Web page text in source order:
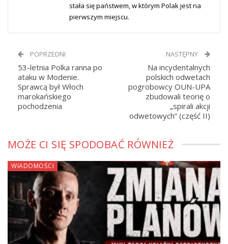
stała się państwem, w którym Polak jest na
pierwszym miejscu.
POPRZEDNI
53-letnia Polka ranna po
ataku w Modenie.
Sprawcą był Włoch
marokańskiego
pochodzenia
NASTĘPNY
Na incydentalnych
polskich odwetach
pogrobowcy OUN-UPA
zbudowali teorię o
„spirali akcji
odwetowych” (część II)
MOŻE CI SIĘ SPODOBAĆ RÓWNIEŻ
WIADOMOŚCI